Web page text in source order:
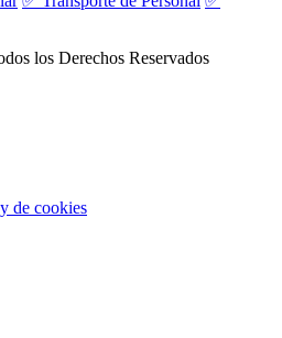
los Derechos Reservados
de cookies